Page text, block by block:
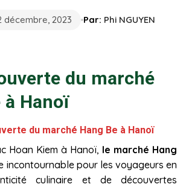
décembre, 2023 Par: Phi NGUYEN
du marché
à Hanoï
du marché Hang Be à Hanoï
Hoan Kiem à Hanoï, le marché Hang
incontournable pour les voyageurs en
culinaire et de découvertes